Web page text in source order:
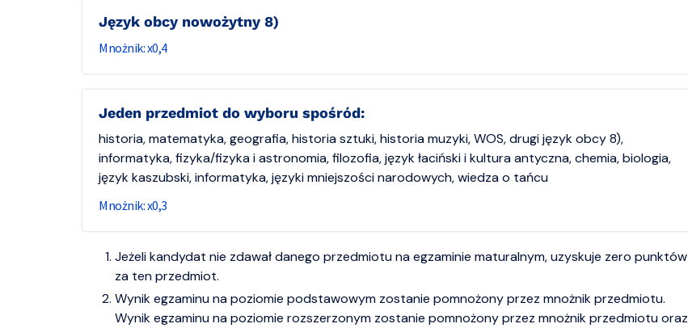
Język obcy nowożytny 8)
0,4
Jeden przedmiot do wyboru spośród:
historia, matematyka, geografia, historia sztuki, historia muzyki, WOS, drugi język obcy 8),
informatyka, fizyka/fizyka i astronomia, filozofia, język łaciński i kultura antyczna, chemia, biologia,
język kaszubski, informatyka, języki mniejszości narodowych, wiedza o tańcu
0,3
Jeżeli kandydat nie zdawał danego przedmiotu na egzaminie maturalnym, uzyskuje zero punktów
za ten przedmiot.
Wynik egzaminu na poziomie podstawowym zostanie pomnożony przez mnożnik przedmiotu.
Wynik egzaminu na poziomie rozszerzonym zostanie pomnożony przez mnożnik przedmiotu oraz